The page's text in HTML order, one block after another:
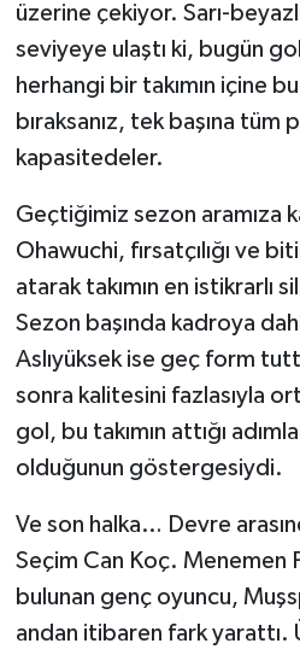
üzerine çekiyor. Sarı-
seviyeye ulaştı ki, bugün gol
herhangi bir takımın içine
bıraksanız, tek başına
kapasitedeler.
Geçtiğimiz sezon aramıza
Ohawuchi, fırsatçılığı ve
atarak takımın en istikrarlı
Sezon başında kadroya
Aslıyüksek ise geç form
sonra kalitesini fazlasıyla
gol, bu takımın attığı
olduğunun göstergesiydi.
Ve son halka… Devre
Seçim Can Koç. Menemen
bulunan genç oyuncu,
andan itibaren fark yarattı.
Hasköy
Korkut
Bulanık
Malazgirt